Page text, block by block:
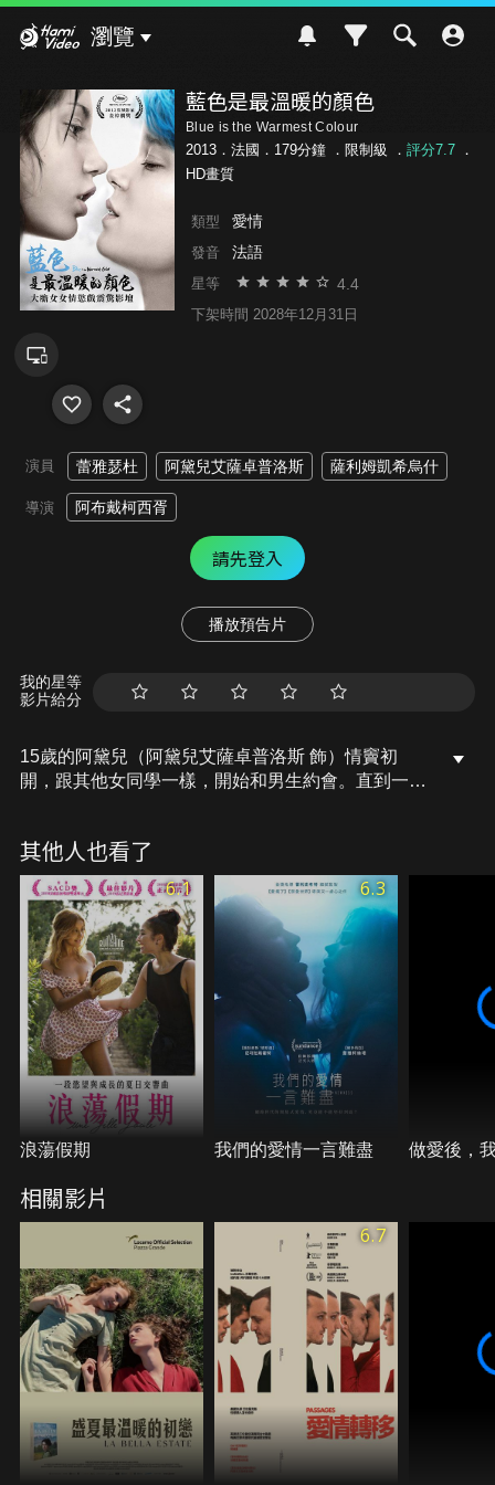
瀏覽
藍色是最溫暖的顏色
Blue is the Warmest Colour
2013．法國．179分鐘 ． 限制級 ． 評分7.7．
HD畫質
類型 愛情
發音 法語
星等 4.4
下架時間 2028年12月31日
演員 蕾雅瑟杜 阿黛兒艾薩卓普洛斯 薩利姆凱希烏什
導演 阿布戴柯西胥
請先登入
播放預告片
我的星等
影片給分
15歲的阿黛兒（阿黛兒艾薩卓普洛斯 飾）情竇初
開，跟其他女同學一樣，開始和男生約會。直到一
兩人間愛慾再也無法遏止，儘管被恐同朋友嘲笑，儘
管艾瑪的高級知識份子圈子與自己格格不入，阿黛兒
已身不由己，一頭栽進和艾瑪水乳相融的極樂世
界……。
其他人也看了
6.1
浪蕩假期
6.3
我們的愛情一言難盡 做愛後，
相關影片
6.7